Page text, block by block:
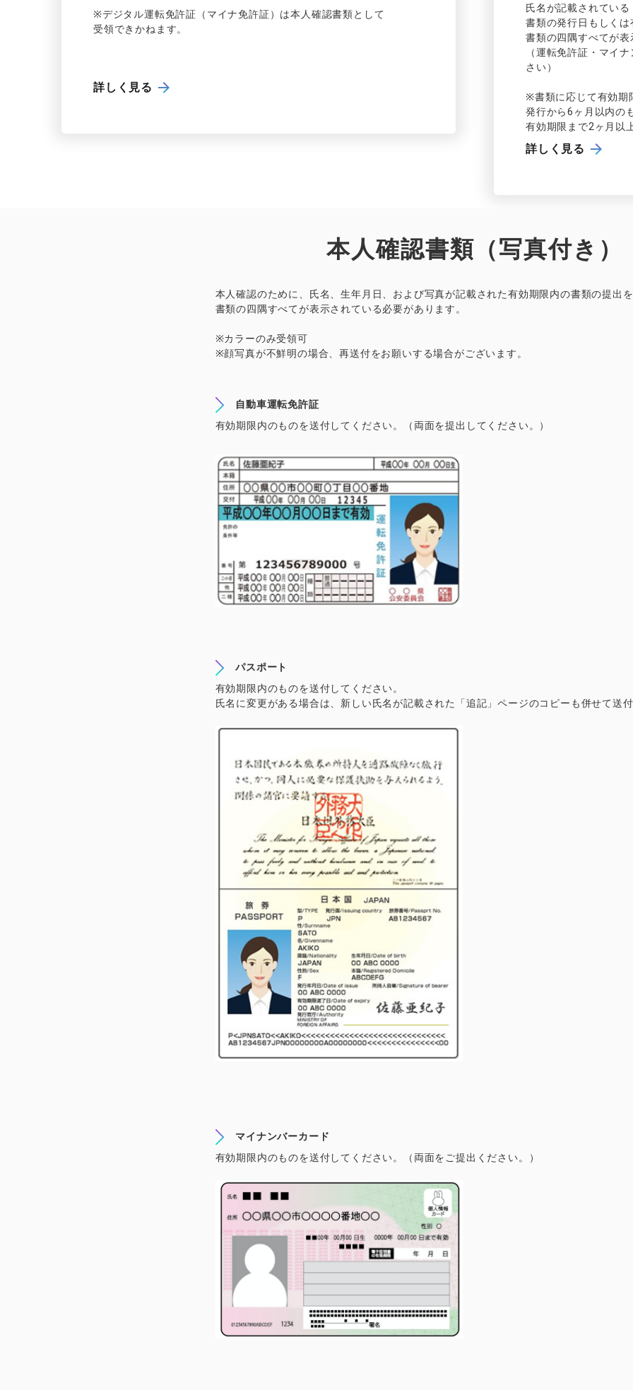
※デジタル運転免許証 （マイナ免許証）は本人確認書類として
受領できかねます。
詳しく見る
氏名が記載さ れている
書類の発行日もしくは
書類の四隅すべてが表
（運転免許証 ・ マイナ
さい）
※書類に応じて有効期
発行から6ヶ月以内の
有効期限まで2ヶ月以
詳しく見る
本人確認書類（写真付き）
本人確認のために、氏名、生年月日、 および写真が記載された有効期限内の書類の提出を
書類の四隅すべてが表示されている必要があります。
※カラーのみ受領可
※顔写真が不鮮明の場合、再送付をお願いする場合がございます。
自動車運転免許証
有効期限内のものを送付してください。 （両面を提出してください。）
パスポート
有効期限内のものを送付してください。
氏名に変更がある場合は、 新し い氏名が記載された 「追記」ページのコピーも併せて送
マイナンバーカード
有効期限内のものを送付してください。 （両面をご提出ください。）